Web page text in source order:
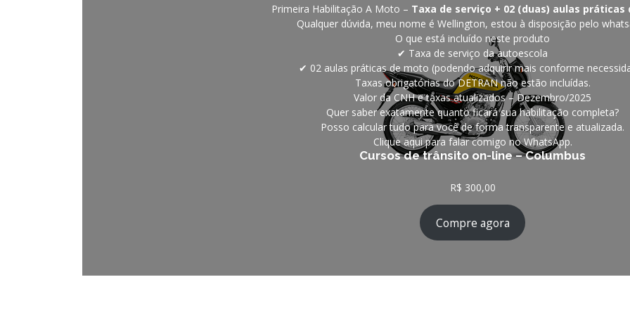
Primeira Habilitação A Moto – Taxa de serviço + 02 (duas) aulas práticas
Qualquer dúvida, meu nome é Wellington, estou à disposição pelo
O que está incluído neste produto
✔ Taxa de serviço da autoescola
✔ 02 aulas práticas de moto (podendo adquirir mais conforme
Taxas obrigatórias do DETRAN não estão incluídas.
Valor da CNH e taxas atualizados – Dezembro/2025
Quer saber exatamente quanto ficará sua habilitação completa?
Posso calcular tudo para você de forma transparente e atualizada.
Clique aqui para falar comigo no WhatsApp.
Cursos de trânsito on-line – Columbus
R$ 300,00
Compre agora